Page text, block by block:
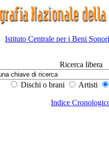
Istituto Centrale per i Beni
Ricerca libera
Dischi o brani Artisti
Indice